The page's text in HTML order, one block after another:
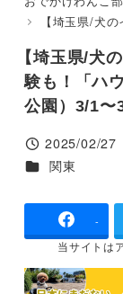
【埼玉県/犬のイベント
【埼玉県/犬
験も！「ハ
公園）3/1〜
投稿日
2025/02/27
カテゴリー
関東
-
当サイトは